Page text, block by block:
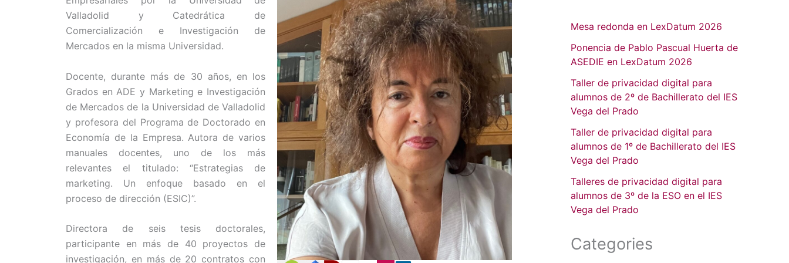
Valladolid y Catedrática de
Comercialización e Investigación de
Mercados en la misma Universidad.
Docente, durante más de 30 años, en los
Grados en ADE y Marketing e Investigación
de Mercados de la Universidad de Valladolid
y profesora del Programa de Doctorado en
Economía de la Empresa. Autora de varios
manuales docentes, uno de los más
relevantes el titulado: “Estrategias de
marketing. Un enfoque basado en el
proceso de dirección (ESIC)”.
Directora de seis tesis doctorales,
participante en más de 40 proyectos de
investigación, en más de 20 contratos con
Mesa redonda en LexDatum 2026
Ponencia de Pablo Pascual Huerta de
ASEDIE en LexDatum 2026
Taller de privacidad digital para
alumnos de 2º de Bachillerato del IES
Vega del Prado
Taller de privacidad digital para
alumnos de 1º de Bachillerato del IES
Vega del Prado
Talleres de privacidad digital para
alumnos de 3º de la ESO en el IES
Vega del Prado
Categories